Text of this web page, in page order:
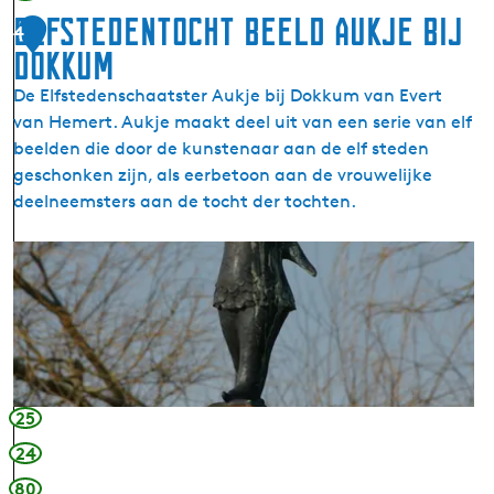
i
n
s
D
o
k
k
m
4
Elfstedentocht beeld Aukje bij
Dokkum
De Elfstedenschaatster Aukje bij Dokkum van Evert
van Hemert. Aukje maakt deel uit van een serie van elf
beelden die door de kunstenaar aan de elf steden
geschonken zijn, als eerbetoon aan de vrouwelijke
deelneemsters aan de tocht der tochten.
E
l
f
s
t
e
d
e
n
25
24
80